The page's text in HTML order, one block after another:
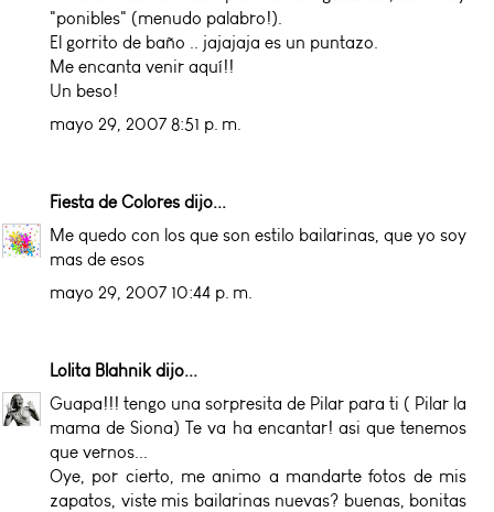
"ponibles" (menudo palabro!).
El gorrito de baño .. jajajaja es un puntazo.
Me encanta venir aquí!!
Un beso!
mayo 29, 2007 8:51 p. m.
Fiesta de Colores dijo...
Me quedo con los que son estilo bailarinas, que yo soy
mas de esos
mayo 29, 2007 10:44 p. m.
Lolita Blahnikdijo...
Guapa!!! tengo una sorpresita de Pilar para ti ( Pilar la
mama de Siona) Te va ha encantar! asi que tenemos
que vernos...
Oye, por cierto, me animo a mandarte fotos de mis
zapatos, viste mis bailarinas nuevas? buenas, bonitas